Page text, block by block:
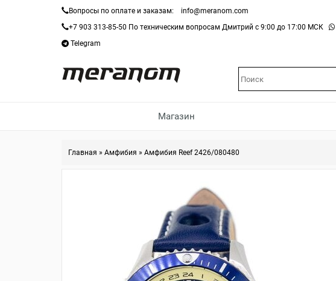
Вопросы по оплате и заказам:
info@meranom.com
+7 903 313-85-50 По техническим вопросам Дмитрий с 9:00 до 17:00 МСК
Telegram
Магазин
Главная » Амфибия » Амфибия Reef 2426/080480